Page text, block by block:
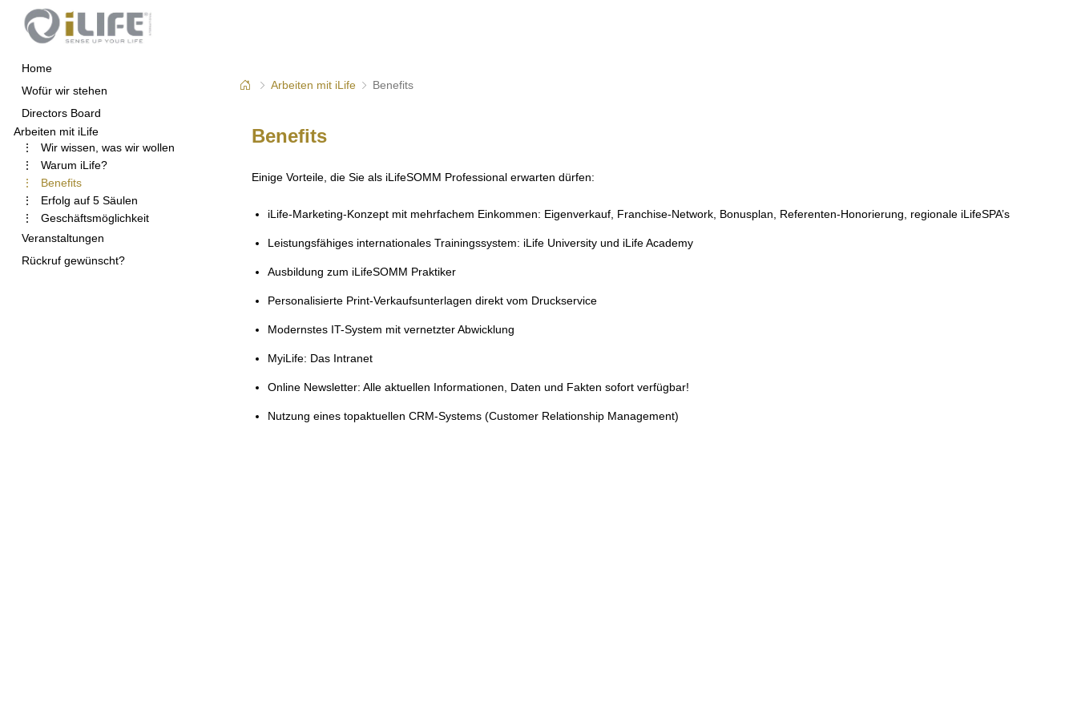
Arbeiten mit iLife Benefits
Benefits
Einige Vorteile, die Sie als iLifeSOMM Professional erwarten dürfen:
iLife-Marketing-Konzept mit mehrfachem Einkommen: Eigenverkauf, Franchise-Network, Bonusplan, Referenten-Honorierung, regionale iLifeSPA’s
Leistungsfähiges internationales Trainingssystem: iLife University und iLife Academy
Ausbildung zum iLifeSOMM Praktiker
Personalisierte Print-Verkaufsunterlagen direkt vom Druckservice
Modernstes IT-System mit vernetzter Abwicklung
MyiLife: Das Intranet
Online Newsletter: Alle aktuellen Informationen, Daten und Fakten sofort verfügbar!
Nutzung eines topaktuellen CRM-Systems (Customer Relationship Management)
Home
Wofür wir stehen
Directors Board
Arbeiten mit iLife
Wir wissen, was wir wollen
Warum iLife?
Benefits
Erfolg auf 5 Säulen
Geschäftsmöglichkeit
Veranstaltungen
Rückruf gewünscht?